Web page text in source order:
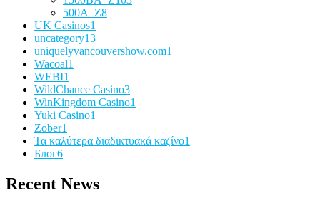
500A_Z8
UK Casinos1
uncategory13
uniquelyvancouvershow.com1
Wacoal1
WEBI1
WildChance Casino3
WinKingdom Casino1
Yuki Casino1
Zober1
Τα καλύτερα διαδικτυακά καζίνο1
Блог6
Recent News